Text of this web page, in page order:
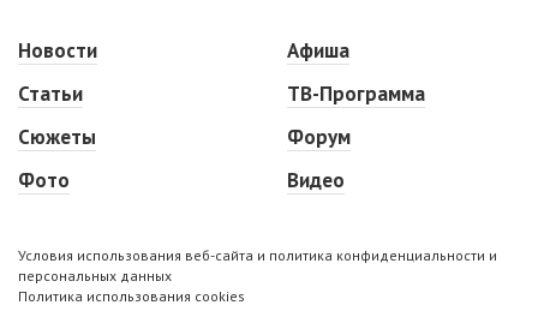
Новости
Статьи
Сюжеты
Фото
Афиша
ТВ-Программа
Форум
Видео
Условия использования веб-сайта и политика конфиденциальности и
персональных данных
Политика использования cookies